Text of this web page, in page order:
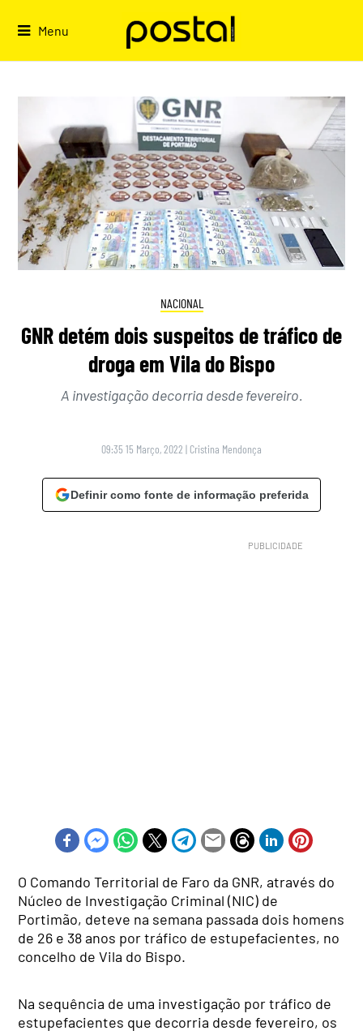
Menu
NACIONAL
GNR detém dois suspeitos de tráfico de
droga em Vila do Bispo
A investigação decorria desde fevereiro.
09:35 15 Março, 2022 | Cristina Mendonça
Definir como fonte de informação preferida
O Comando Territorial de Faro da GNR, através do
Núcleo de Investigação Criminal (NIC) de
Portimão, deteve na semana passada dois homens
de 26 e 38 anos por tráfico de estupefacientes, no
concelho de Vila do Bispo.
Na sequência de uma investigação por tráfico de
estupefacientes que decorria desde fevereiro, os